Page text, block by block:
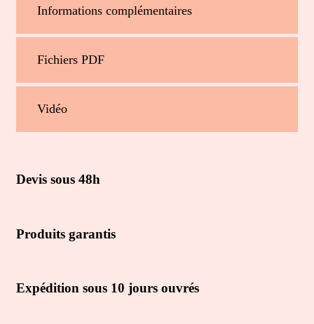
Informations complémentaires
Fichiers PDF
Vidéo
Devis sous 48h
Produits garantis
Expédition sous 10 jours ouvrés